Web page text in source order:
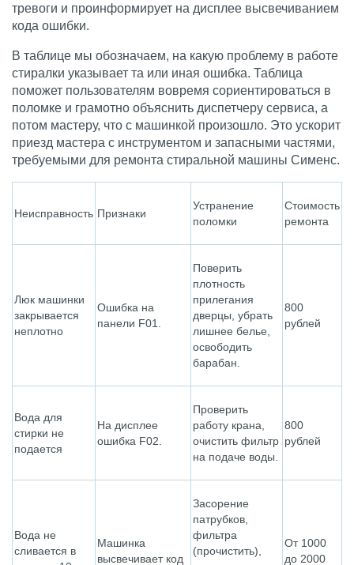
тревоги и проинформирует на дисплее высвечиванием
кода ошибки.
В таблице мы обозначаем, на какую проблему в работе
стиралки указывает та или иная ошибка. Таблица
поможет пользователям вовремя сориентироваться в
поломке и грамотно объяснить диспетчеру сервиса, а
потом мастеру, что с машинкой произошло. Это ускорит
приезд мастера с инструментом и запасными частями,
требуемыми для ремонта стиральной машины Сименс.
Неисправность Признаки
Устранение
поломки
Стоимость
ремонта
Люк машинки
закрывается
неплотно
Ошибка на
панели F01.
Поверить
плотность
прилегания
дверцы, убрать
лишнее белье,
освободить
барабан.
800
рублей
Вода для
стирки не
подается
На дисплее
ошибка F02.
Проверить
работу крана,
очистить фильтр
на подаче воды.
800
рублей
Вода не
сливается в
Машинка
высвечивает код
Засорение
патрубков,
фильтра
(прочистить),
От 1000
до 2000